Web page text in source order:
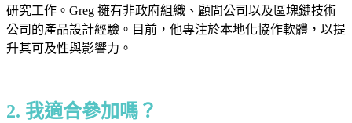
研究工作。Greg 擁有非政府組織、顧問公司以及區塊鏈技術
公司的產品設計經驗。目前，他專注於本地化協作軟體，以提
升其可及性與影響力。
2. 我適合參加嗎？